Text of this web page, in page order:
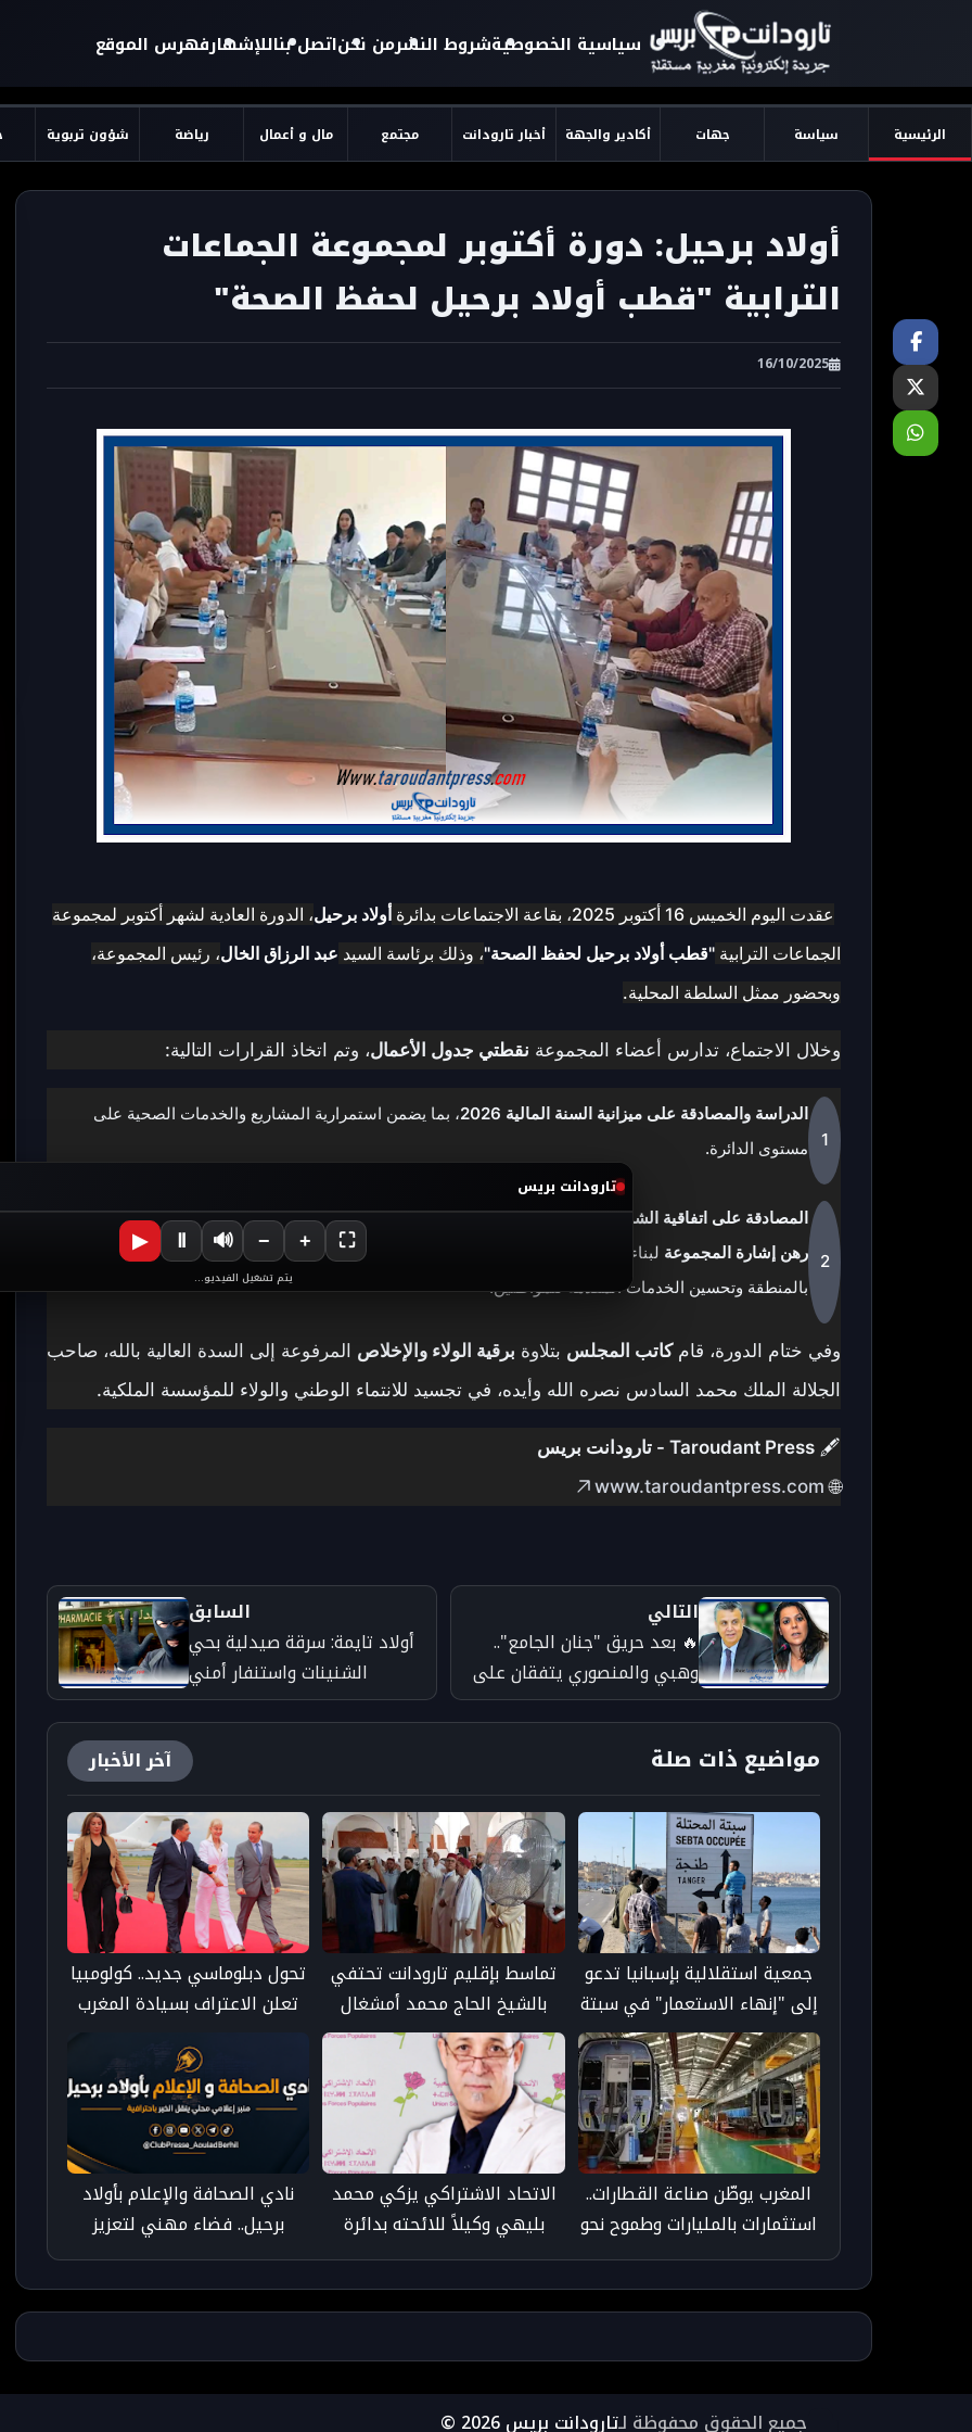
سياسية الخصوصيةشروط النشرمن نحناتصل بناللإشهارفهرس الموقع
الرئيسية سياسة جهات أكادير والجهة أخبار تارودانت مجتمع مال و أعمال رياضة شؤون تربوية
أولاد برحيل: دورة أكتوبر لمجموعة الجماعات
الترابية "قطب أولاد برحيل لحفظ الصحة"
16/10/2025
عقدت اليوم الخميس 16 أكتوبر 2025، بقاعة الاجتماعات بدائرة أولاد برحيل، الدورة العادية لشهر أكتوبر لمجموعة
الجماعات الترابية "قطب أولاد برحيل لحفظ الصحة"، وذلك برئاسة السيد عبد الرزاق الخال، رئيس المجموعة،
وبحضور ممثل السلطة المحلية.
وخلال الاجتماع، تدارس أعضاء المجموعة نقطتي جدول الأعمال، وتم اتخاذ القرارات التالية:
الدراسة والمصادقة على ميزانية السنة المالية 2026
، بما يضمن استمرارية المشاريع والخدمات الصحية على
مستوى الدائرة.
المصادقة على اتفاقية الشراكةبين المجلس الجماعي لأولاد برحيل والمجموعة الترابية، المتعلقة بوضعبقعة أرضية
رهن إشارة المجموعة لبناء وتجهيز المكتب الصحي والمرافق التابعة له، وهو مشروع يهدف إلى تعزيز البنية الصحية
بالمنطقة وتحسين الخدمات المقدمة للمواطنين.
وفي ختام الدورة، قامكاتب المجلس بتلاوة برقية الولاء والإخلاص المرفوعة إلى السدة العالية بالله، صاحب
الجلالة الملك محمد السادس نصره الله وأيده، في تجسيد للانتماء الوطني والولاء للمؤسسة الملكية.
🖋️ Taroudant Press - تارودانت بريس
🌐
www.taroudantpress.com
التالي
🔥 بعد حريق "جنان الجامع"..
وهبي والمنصوري يتفقان على
إعادة تأهيل السوق العتيق
بتارودانت
السابق
أولاد تايمة: سرقة صيدلية بحي
الشنينات واستنفار أمني
لمتابعة الجناة
مواضيع ذات صلة آخر الأخبار
جمعية استقلالية بإسبانيا تدعو
إلى "إنهاء الاستعمار" في سبتة
ومليلية وتعتبر انتقال السيادة
إلى المغرب "مسألة وقت"
تماسط بإقليم تارودانت تحتفي
بالشيخ الحاج محمد أمشغال
تقديراً لمسيرته في خدمة القرآن
الكريم
تحول دبلوماسي جديد.. كولومبيا
تعلن الاعتراف بسيادة المغرب
المغرب يوطّن صناعة القطارات..
استثمارات بالمليارات وطموح نحو
التصدير
الاتحاد الاشتراكي يزكي محمد
بليهي وكيلاً للائحته بدائرة
تارودانت الشمالية
نادي الصحافة والإعلام بأولاد
برحيل.. فضاء مهني لتعزيز
الإعلام المحلي وترسيخ ثقافة
الخبر المسؤول
تارودانت بريس
▶ Ⅱ 🔊 − + ⛶
يتم تشغيل الفيديو...
جميع الحقوق محفوظة لـتارودانت بريس 2026 ©